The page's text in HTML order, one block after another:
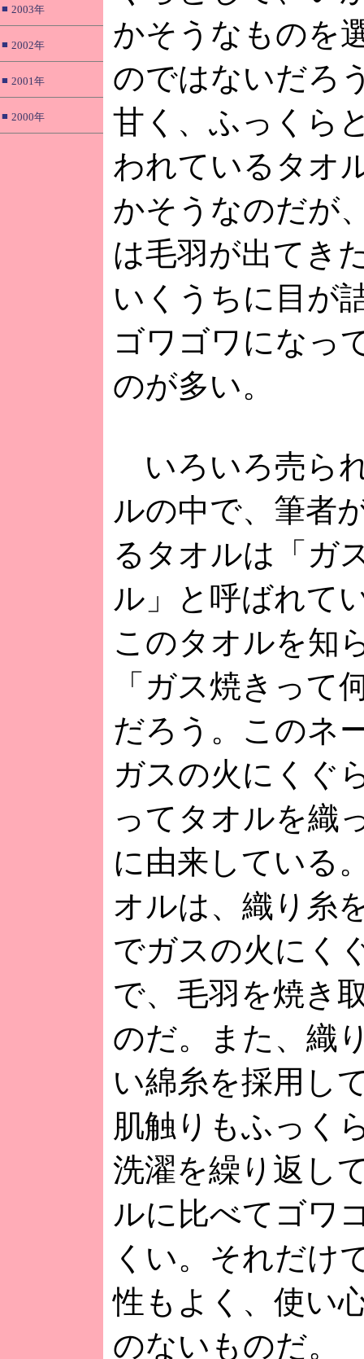
■ 2003年
■ 2002年
■ 2001年
■ 2000年
かそうなものを
のではないだろ
甘く、ふっくら
われているタオ
かそうなのだが
は毛羽が出てき
いくうちに目が
ゴワゴワになっ
のが多い。
いろいろ売ら
ルの中で、筆者
るタオルは「ガ
ル」と呼ばれて
このタオルを知
「ガス焼きって
だろう。このネ
ガスの火にくぐ
ってタオルを織
に由来している
オルは、織り糸
でガスの火にく
で、毛羽を焼き
のだ。また、織
い綿糸を採用し
肌触りもふっく
洗濯を繰り返し
ルに比べてゴワ
くい。それだけ
性もよく、使い
のないものだ。